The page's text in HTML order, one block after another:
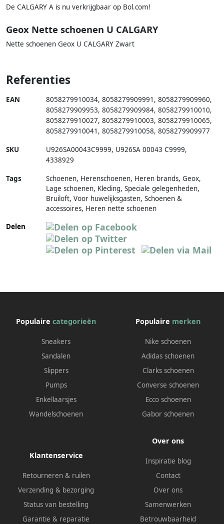
De CALGARY A is nu verkrijgbaar op Bol.com!
Geox Nette schoenen U CALGARY
Nette schoenen Geox U CALGARY Zwart
Referenties
EAN 8058279910034, 8058279909991 , 8058279909960,
8058279909953, 8058279909984, 8058279910010,
8058279910027, 8058279910003, 8058279910065,
8058279910041 , 8058279910058, 8058279909977
SKU U926SA00043C9999, U926SA 00043 C9999,
4338929
Tags
Schoenen, Herenschoenen, Heren brands, Geox,
Lage schoenen, Kleding, Speciale gelegenheden,
Bruiloft, Voor huwelijksgasten, Schoenen &
accessoires, Heren nette schoenen
Delen
Populaire categorieën
Sneakers
Sandalen
Slippers
Pumps
Enkellaarsjes
Wandelschoenen
Populaire merken
Nike schoenen
Adidas schoenen
Clarks schoenen
Converse schoenen
Ecco schoenen
Gabor schoenen
Klantenservice
Retourneren & ruilen
Verzending & bezorging
Status van bestelling
Garantie & reparatie
Over ons
Inspiratie blog
Contact
Over ons
Samenwerken
Betrouwbaarheid